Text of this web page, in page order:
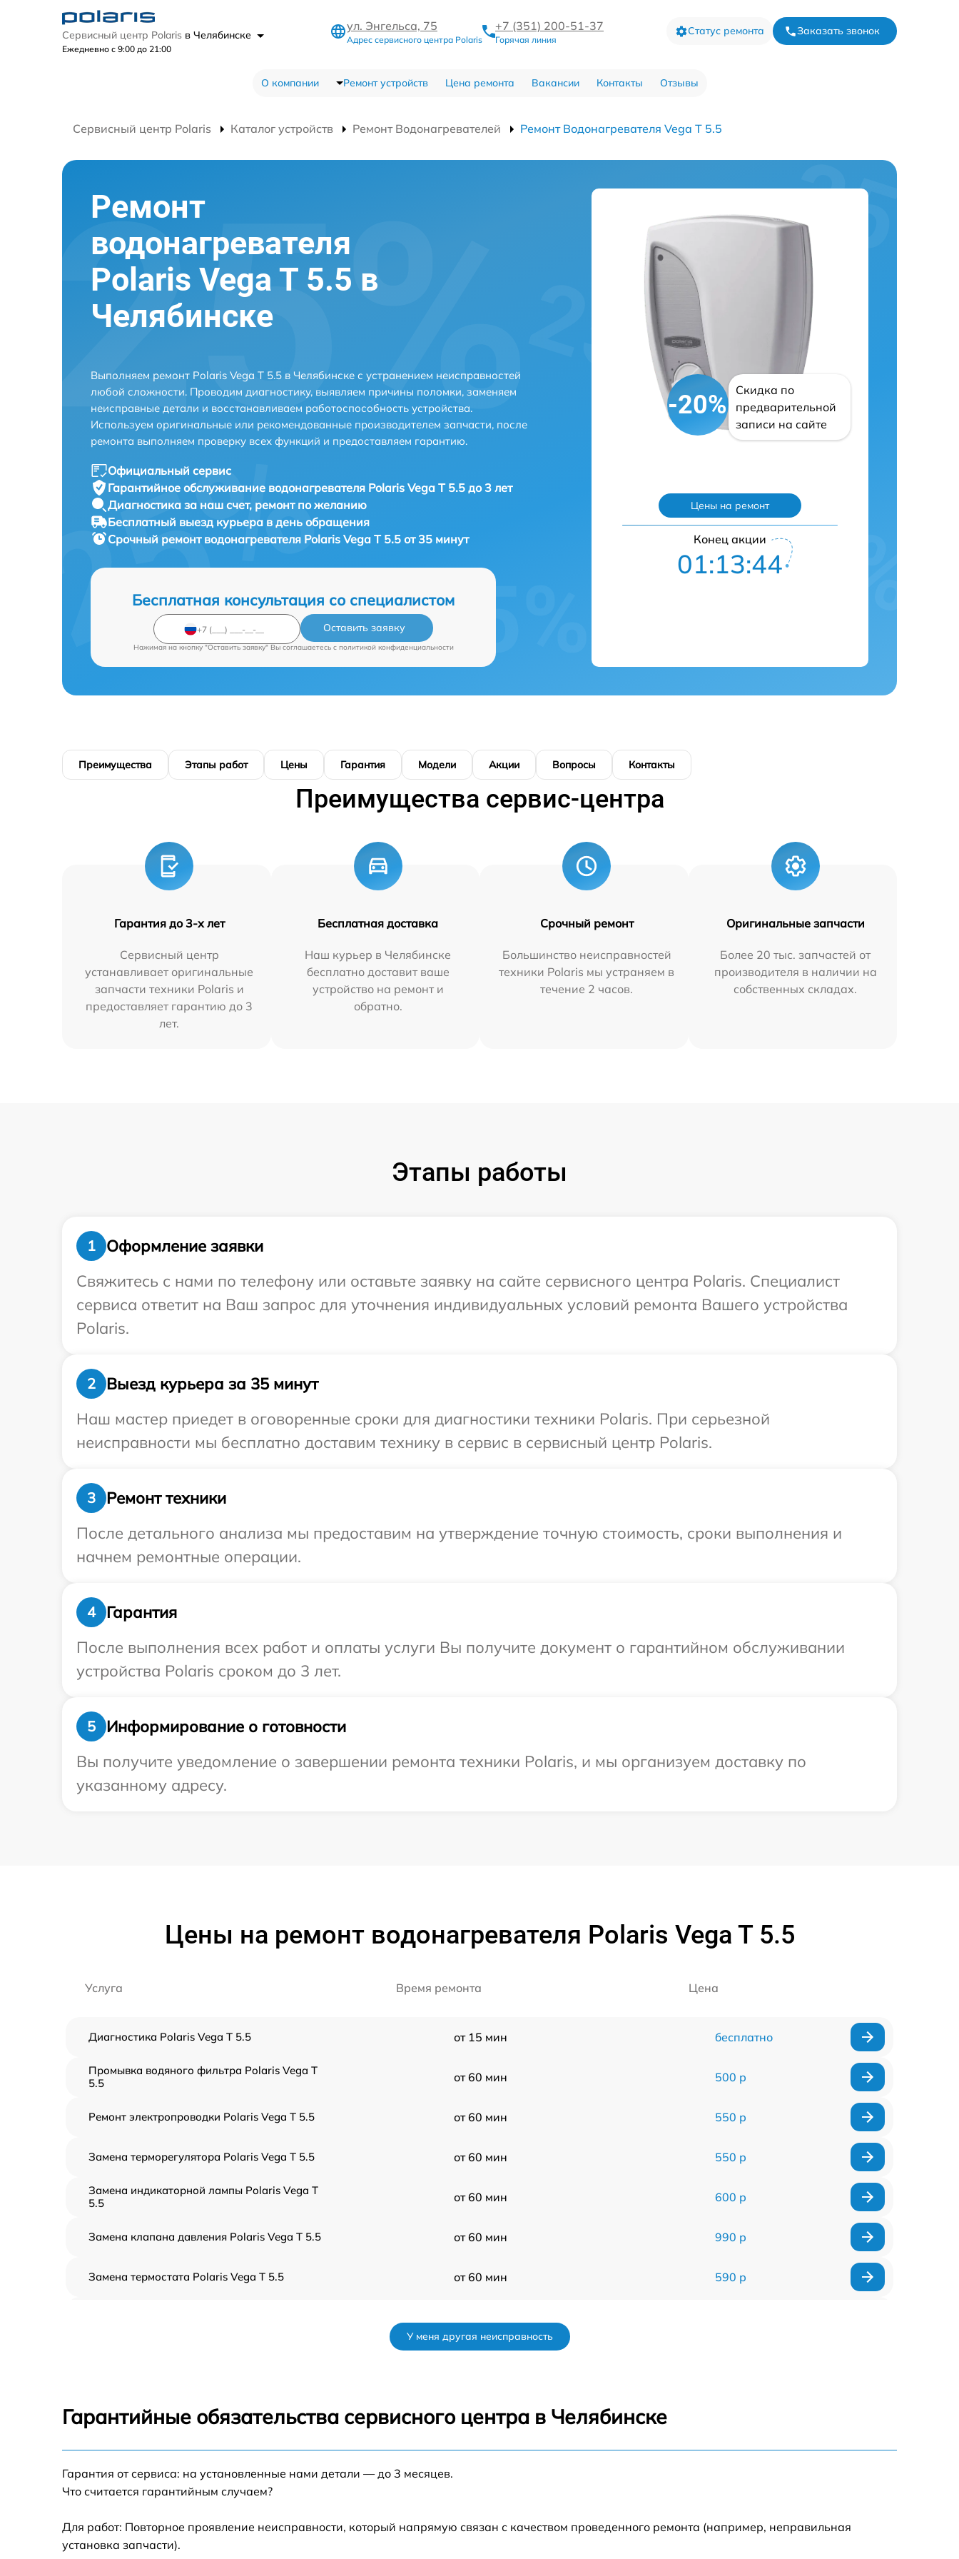
Сервисный центр Polaris в Челябинске
Ежедневно с 9:00 до 21:00
ул. Энгельса, 75
Адрес сервисного центра Polaris
+7 (351) 200-51-37
Горячая линия
Статус ремонта Заказать звонок
О компании Ремонт устройств Цена ремонта Вакансии Контакты Отзывы
Сервисный центр Polaris Каталог устройств Ремонт Водонагревателей Ремонт Водонагревателя Vega T 5.5
Ремонт
водонагревателя
Polaris Vega T 5.5 в
Челябинске
Выполняем ремонт Polaris Vega T 5.5 в Челябинске с устранением неисправностей
любой сложности. Проводим диагностику, выявляем причины поломки, заменяем
неисправные детали и восстанавливаем работоспособность устройства.
Используем оригинальные или рекомендованные производителем запчасти, после
ремонта выполняем проверку всех функций и предоставляем гарантию.
Официальный сервис
Гарантийное обслуживание водонагревателя Polaris Vega T 5.5 до 3 лет
Диагностика за наш счет, ремонт по желанию
Бесплатный выезд курьера в день обращения
Срочный ремонт водонагревателя Polaris Vega T 5.5 от 35 минут
Бесплатная консультация со специалистом
Оставить заявку
Нажимая на кнопку "Оставить заявку" Вы соглашаетесь c политикой конфиденциальности
-20%
Скидка по
предварительной
записи на сайте
Цены на ремонт
Конец акции
01:13:43
Преимущества Этапы работ Цены Гарантия Модели Акции Вопросы Контакты
Преимущества сервис-центра
Гарантия до 3-х лет
Сервисный центр
устанавливает оригинальные
запчасти техники Polaris и
предоставляет гарантию до 3
лет.
Бесплатная доставка
Наш курьер в Челябинске
бесплатно доставит ваше
устройство на ремонт и
обратно.
Срочный ремонт
Большинство неисправностей
техники Polaris мы устраняем в
течение 2 часов.
Оригинальные запчасти
Более 20 тыс. запчастей от
производителя в наличии на
собственных складах.
Этапы работы
1
Оформление заявки
Свяжитесь с нами по телефону или оставьте заявку на сайте сервисного центра Polaris. Специалист
сервиса ответит на Ваш запрос для уточнения индивидуальных условий ремонта Вашего устройства
Polaris.
2
Выезд курьера за 35 минут
Наш мастер приедет в оговоренные сроки для диагностики техники Polaris. При серьезной
неисправности мы бесплатно доставим технику в сервис в сервисный центр Polaris.
3
Ремонт техники
После детального анализа мы предоставим на утверждение точную стоимость, сроки выполнения и
начнем ремонтные операции.
4
Гарантия
После выполнения всех работ и оплаты услуги Вы получите документ о гарантийном обслуживании
устройства Polaris сроком до 3 лет.
5
Информирование о готовности
Вы получите уведомление о завершении ремонта техники Polaris, и мы организуем доставку по
указанному адресу.
Цены на ремонт водонагревателя Polaris Vega T 5.5
Услуга Время ремонта Цена
Диагностика Polaris Vega T 5.5 от 15 мин бесплатно
Промывка водяного фильтра Polaris Vega T
5.5
от 60 мин 500 р
Ремонт электропроводки Polaris Vega T 5.5 от 60 мин 550 р
Замена терморегулятора Polaris Vega T 5.5 от 60 мин 550 р
Замена индикаторной лампы Polaris Vega T
5.5
от 60 мин 600 р
Замена клапана давления Polaris Vega T 5.5 от 60 мин 990 р
Замена термостата Polaris Vega T 5.5 от 60 мин 590 р
Замена прокладки Polaris Vega T 5.5
Замена труб поступления воды Polaris Vega
У меня другая неисправность
Гарантийные обязательства сервисного центра в Челябинске
Гарантия от сервиса: на установленные нами детали — до 3 месяцев.
Что считается гарантийным случаем?
Для работ: Повторное проявление неисправности, который напрямую связан с качеством проведенного ремонта (например, неправильная
установка запчасти).